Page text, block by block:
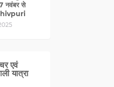
नवंबर से
एवं
यात्रा